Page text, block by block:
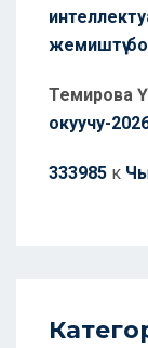
жемиштүү
Темирова
окуучу-
333985 к